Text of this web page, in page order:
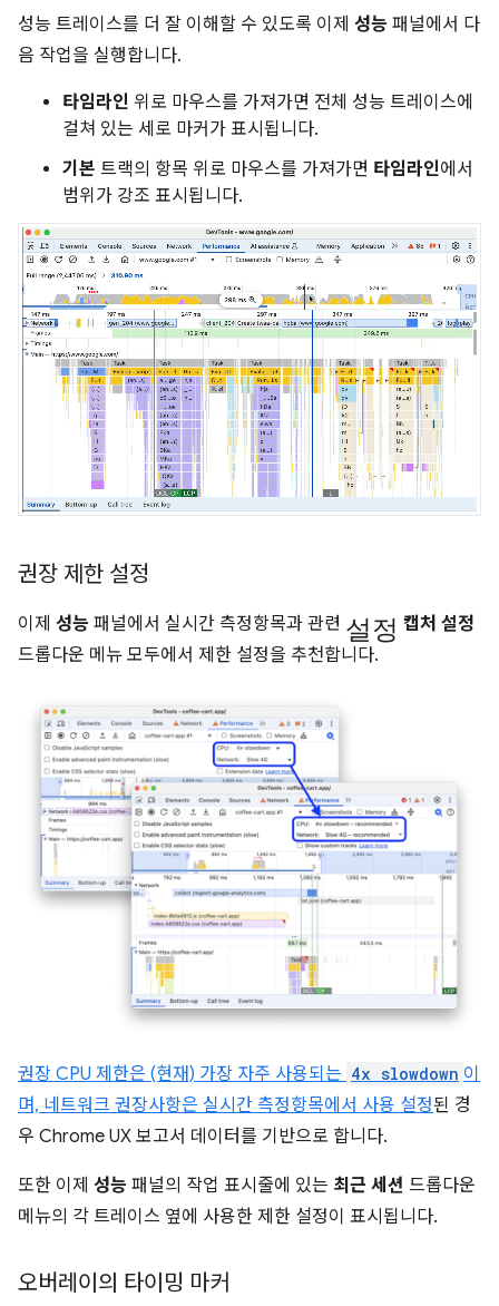
성능 트레이스를 더 잘 이해할 수 있도록 이제 성능 패널에서 다
음 작업을 실행합니다.
타임라인 위로 마우스를 가져가면 전체 성능 트레이스에
걸쳐 있는 세로 마커가 표시됩니다.
기본 트랙의 항목 위로 마우스를 가져가면 타임라인에서
범위가 강조 표시됩니다.
권장 제한 설정
이제 성능 패널에서 실시간 측정항목과 관련 설정 캡처 설정
드롭다운 메뉴 모두에서 제한 설정을 추천합니다.
권장 CPU 제한은 (현재) 가장 자주 사용되는 4x slowdown 이
며, 네트워크 권장사항은 실시간 측정항목에서 사용 설정된 경
우 Chrome UX 보고서 데이터를 기반으로 합니다.
또한 이제 성능 패널의 작업 표시줄에 있는 최근 세션 드롭다운
메뉴의 각 트레이스 옆에 사용한 제한 설정이 표시됩니다.
오버레이의 타이밍 마커